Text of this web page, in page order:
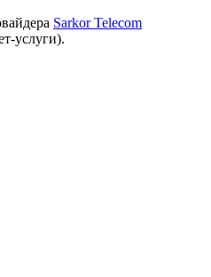
Sarkor Telecom
услуги).